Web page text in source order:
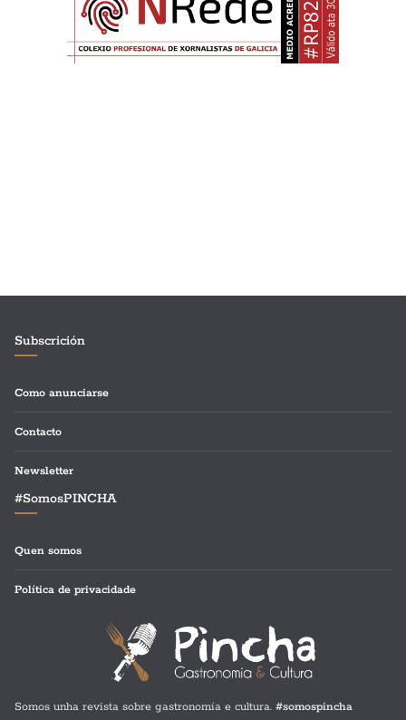
Subscrición
Como anunciarse
Contacto
Newsletter
#SomosPINCHA
Quen somos
Política de privacidade
Somos unha revista sobre gastronomía e cultura. #somospincha